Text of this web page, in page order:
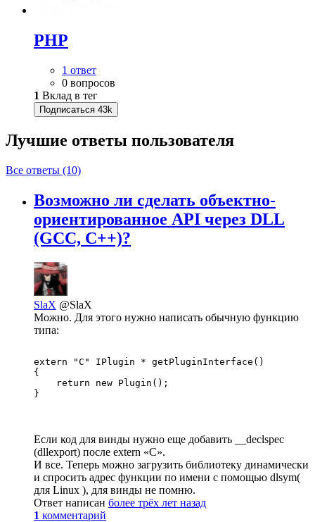
PHP
1 ответ
0 вопросов
1 Вклад в тег
Подписаться 43k
Лучшие ответы пользователя
Все ответы (10)
Возможно ли сделать объектно-
ориентированное API через DLL
(GCC, C++)?
SlaX @SlaX
Можно. Для этого нужно написать обычную функцию
типа:
extern "C" IPlugin * getPluginInterface()
{
    return new Plugin();
Если код для винды нужно еще добавить __declspec
(dllexport) после extern «C».
И все. Теперь можно загрузить библиотеку динамически
и спросить адрес функции по имени с помощью dlsym(
для Linux ), для винды не помню.
Ответ написан более трёх лет назад
1 комментарий